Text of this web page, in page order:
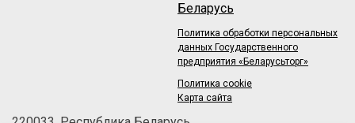
Беларусь
Политика обработки персональных
данных Государственного
предприятия «Беларусьторг»
Политика cookie
Карта сайта